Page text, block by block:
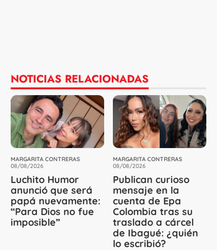
NOTICIAS RELACIONADAS
MARGARITA CONTRERAS
08/08/2026
Luchito Humor
anunció que será
papá nuevamente:
“Para Dios no fue
imposible”
MARGARITA CONTRERAS
08/08/2026
Publican curioso
mensaje en la
cuenta de Epa
Colombia tras su
traslado a cárcel
de Ibagué: ¿quién
lo escribió?